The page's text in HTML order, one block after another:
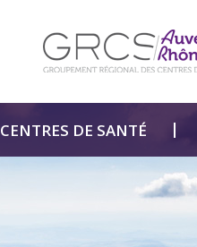
DE SANTÉ